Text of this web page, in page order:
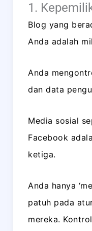
1.
Blog yang
Anda adalah
Anda
dan data
Media sosial
Facebook
ketiga.
Anda hanya
patuh pada
mereka.